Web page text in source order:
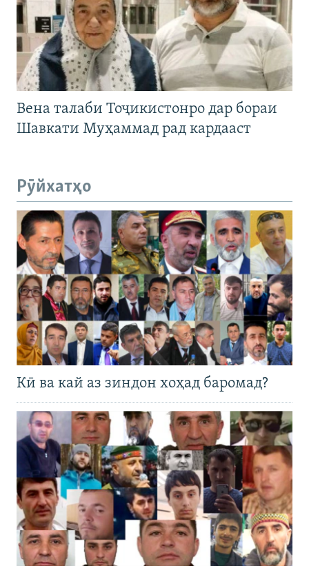
Вена талаби Тоҷикистонро дар бораи
Шавкати Муҳаммад рад кардааст
Рӯйхатҳо
Кӣ ва кай аз зиндон хоҳад баромад?